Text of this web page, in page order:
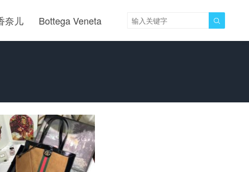
奈儿 Bottega Veneta 